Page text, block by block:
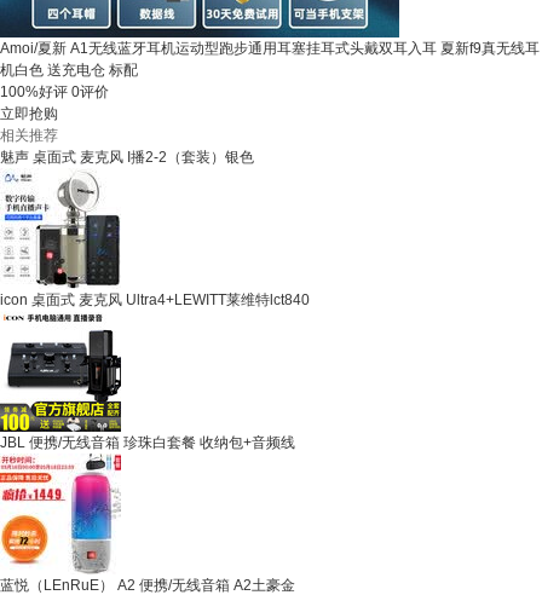
Amoi/夏新 A1无线蓝牙耳机运动型跑步通用耳塞挂耳式头戴双耳入耳 夏新f9真无线耳
机白色 送充电仓 标配
100%好评 0评价
立即抢购
相关推荐
魅声 桌面式 麦克风 I播2-2（套装）银色
icon 桌面式 麦克风 Ultra4+LEWITT莱维特lct840
JBL 便携/无线音箱 珍珠白套餐 收纳包+音频线
蓝悦（LEnRuE） A2 便携/无线音箱 A2土豪金